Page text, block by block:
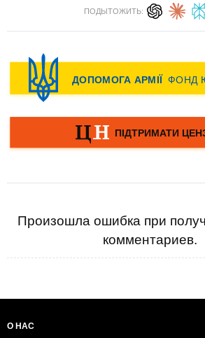
ПОДЫТОЖИТЬ:
Произошла ошибка при
комментариев.
О НАС